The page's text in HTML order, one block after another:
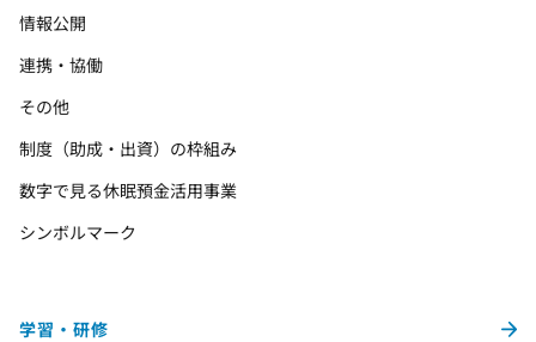
情報公開
連携・協働
その他
制度（助成・出資）の枠組み
数字で見る休眠預金活用事業
シンボルマーク
学習・研修